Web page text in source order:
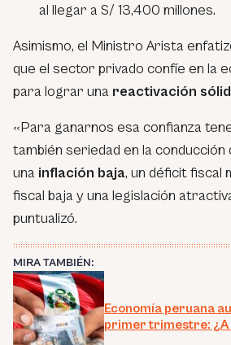
al llegar a S/ 13,400 millones.
Asimismo, el Ministro Arista
que el sector privado confíe en la
para lograr una reactivación
«Para ganarnos esa confianza
también seriedad en la conducción
una inflación baja, un déficit fiscal
fiscal baja y una legislación
puntualizó.
MIRA TAMBIÉN:
Economía peruana
primer trimestre: ¿A